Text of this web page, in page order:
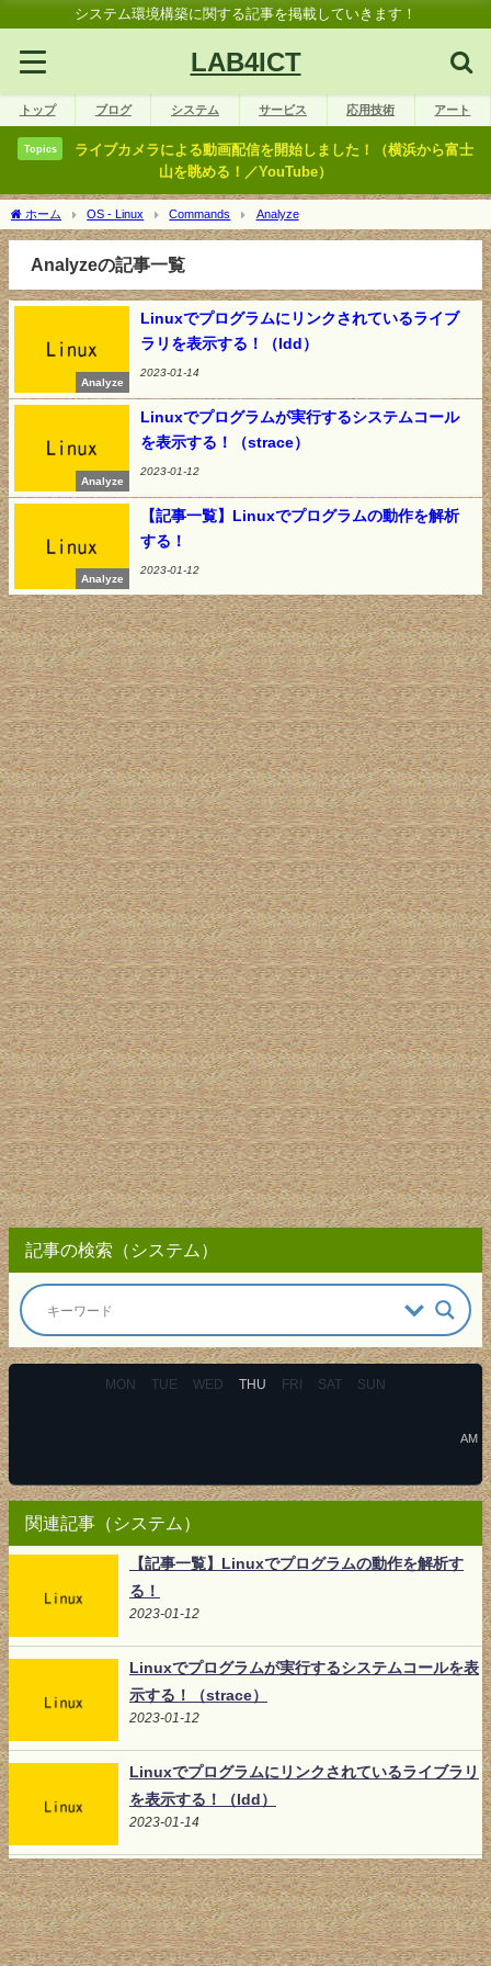
システム環境構築に関する記事を掲載していきます！
LAB4ICT
トップ ブログ システム サービス 応用技術 アート
Topics
ライブカメラによる動画配信を開始しました！（横浜から富士
山を眺める！／YouTube）
ホーム OS - Linux Commands Analyze
Analyzeの記事一覧
Analyze
Linuxでプログラムにリンクされているライブ
ラリを表示する！（ldd）
2023-01-14
Analyze
Linuxでプログラムが実行するシステムコール
を表示する！（strace）
2023-01-12
Analyze
【記事一覧】Linuxでプログラムの動作を解析
する！
2023-01-12
記事の検索（システム）
MON TUE WED THU FRI SAT SUN
AM
関連記事（システム）
【記事一覧】Linuxでプログラムの動作を解析す
る！
2023-01-12
Linuxでプログラムが実行するシステムコールを表
示する！（strace）
2023-01-12
Linuxでプログラムにリンクされているライブラリ
を表示する！（ldd）
2023-01-14